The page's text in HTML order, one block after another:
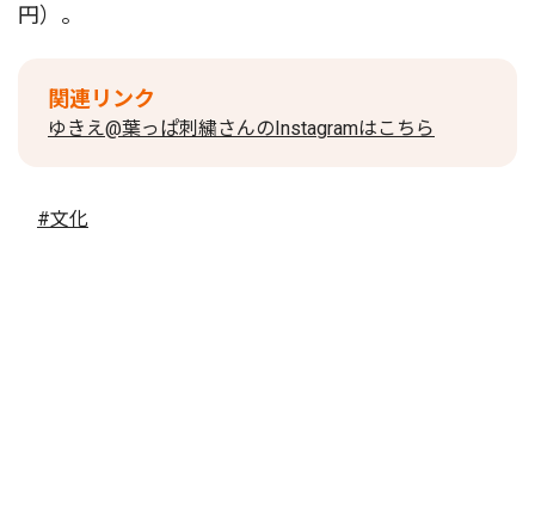
円）。
関連リンク
ゆきえ@葉っぱ刺繍さんのInstagramはこちら
#文化